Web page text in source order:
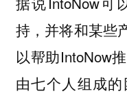
持，并将和某些
以帮助IntoNow
由七个人组成